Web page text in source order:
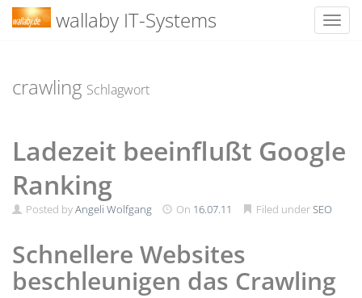
wallaby IT-Systems
crawling Schlagwort
Ladezeit beeinflußt Google
Ranking
Posted byAngeli Wolfgang On 16.07.11 Filed underSEO
Schnellere Websites
beschleunigen das Crawling